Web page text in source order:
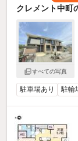
クレメント中町
すべての写真
駐車場あり 駐輪